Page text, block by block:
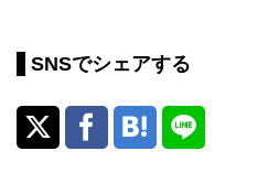
SNSでシェアする